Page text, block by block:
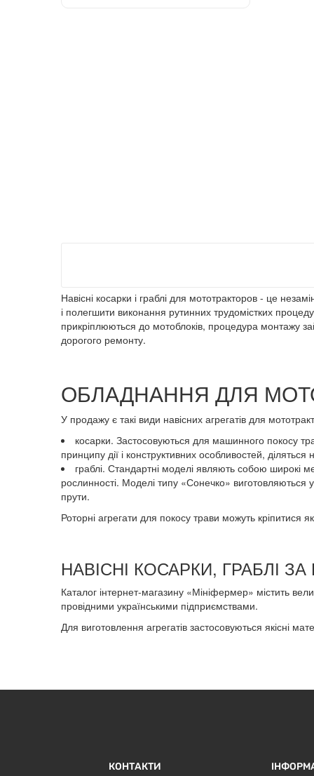
Навісні косарки і граблі для мототракторов - це
і полегшити виконання рутинних трудомістких
прикріплюються до мотоблоків, процедура монтажу
дорогого ремонту.
ОБЛАДНАННЯ ДЛЯ
У продажу є такі види навісних агрегатів для
косарки. Застосовуються для машинного покосу
принципу дії і конструктивних особливостей, діляться
граблі. Стандартні моделі являють собою широкі
рослинності. Моделі типу «Сонечко» виготовляються
прути.
Роторні агрегати для покосу трави можуть кріпитися
НАВІСНІ КОСАРКИ, ГРАБЛІ
Каталог інтернет-магазину «Мініфермер» містить
провідними українськими підприємствами.
Для виготовлення агрегатів застосовуються якісні
КОНТАКТИ